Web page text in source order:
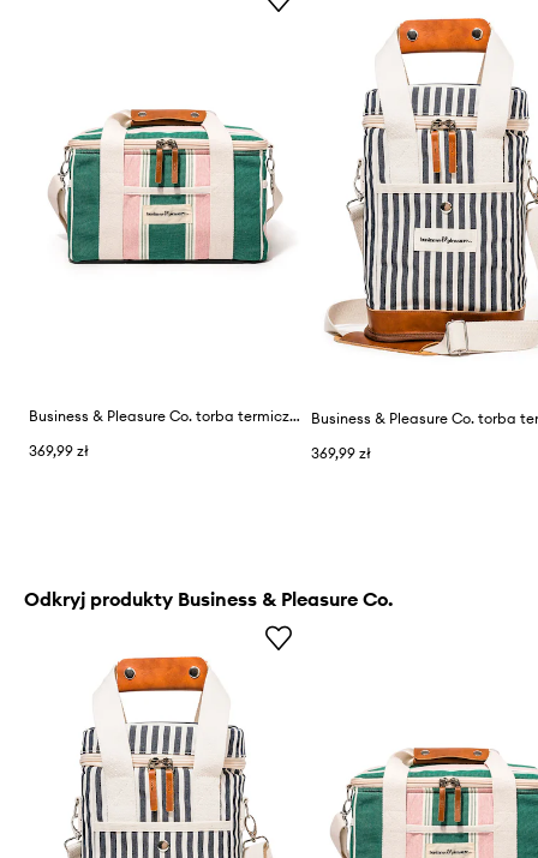
Business & Pleasure Co. torba termiczna z bawełną 32 x 22 x 20 cm
369,99 zł
369,99 zł
Odkryj produkty Business & Pleasure Co.